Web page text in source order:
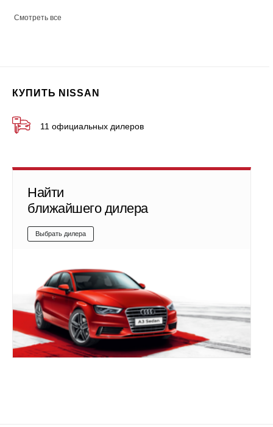
Смотреть все
КУПИТЬ NISSAN
11 официальных дилеров
Найти
ближайшего дилера
Выбрать дилера